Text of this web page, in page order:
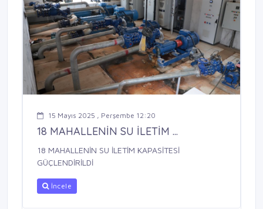
15 Mayıs 2025 , Perşembe 12:20
18 MAHALLENİN SU İLETİM ...
18 MAHALLENİN SU İLETİM KAPASİTESİ
GÜÇLENDİRİLDİ
İncele